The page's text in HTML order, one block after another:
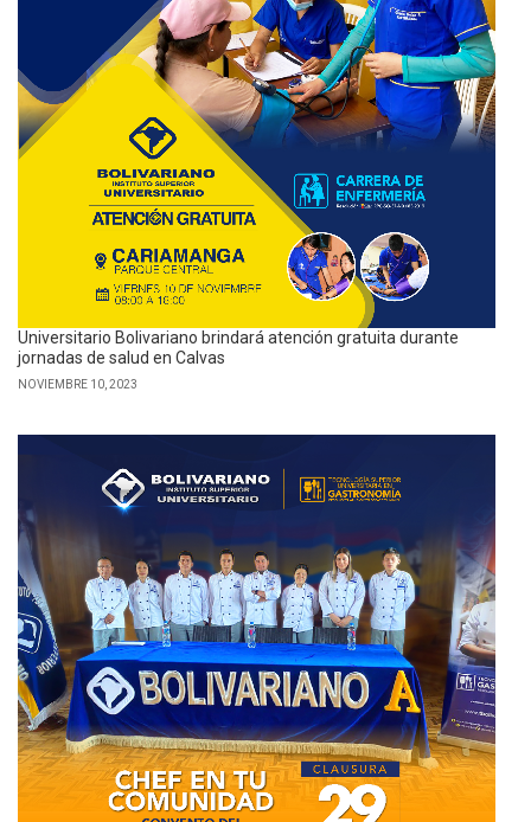
Universitario Bolivariano brindará atención gratuita durante
jornadas de salud en Calvas
NOVIEMBRE 10, 2023